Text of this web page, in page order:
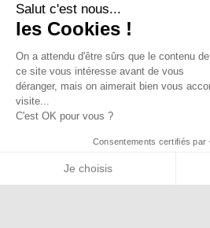
Besoin d'aide pour
taille ou une pointure ?
Ma Livraison
Salut c'est nous...
les Cookies !
On a attendu d'être sûrs que le contenu de
ce site vous intéresse avant de vous
déranger, mais on aimerait bien vous
visite...
C'est OK pour vous ?
Consentements certifiés par
Je choisis